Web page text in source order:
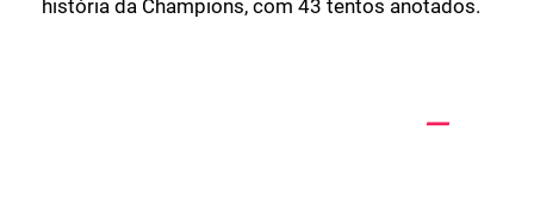
história da Champions, com 43 tentos anotados.